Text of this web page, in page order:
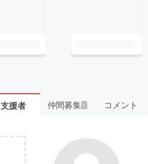
支援者 仲間募集 1 コメント